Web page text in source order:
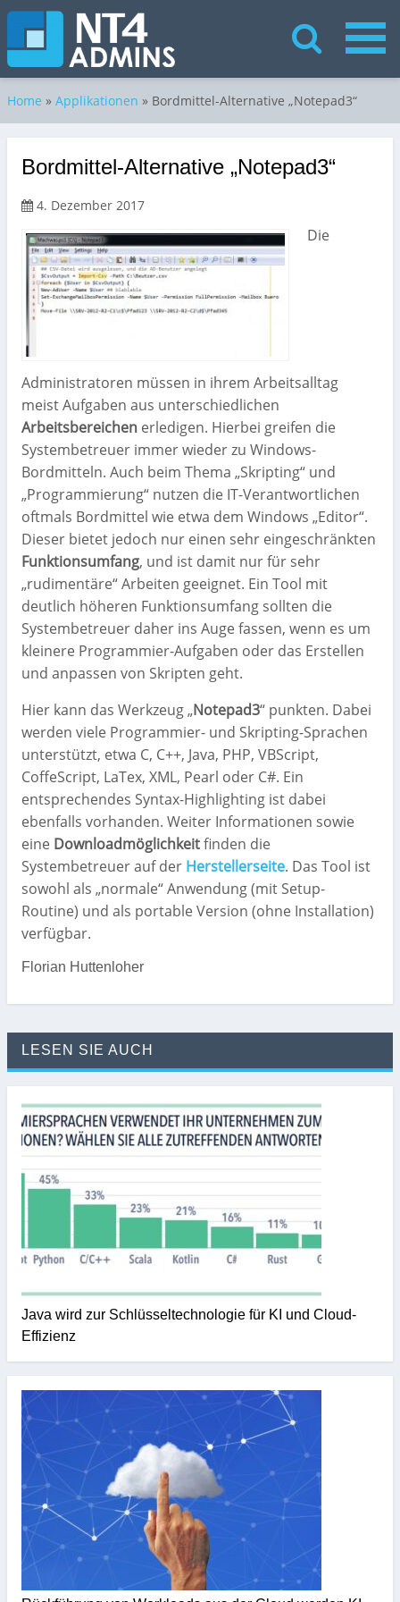
Home » Applikationen » Bordmittel-Alternative „Notepad3“
Bordmittel-Alternative „Notepad3“
4. Dezember 2017
Die
Administratoren müssen in ihrem Arbeitsalltag
meist Aufgaben aus unterschiedlichen
Arbeitsbereichen erledigen. Hierbei greifen die
Systembetreuer immer wieder zu Windows-
Bordmitteln. Auch beim Thema „Skripting“ und
„Programmierung“ nutzen die IT-Verantwortlichen
oftmals Bordmittel wie etwa dem Windows „Editor“.
Dieser bietet jedoch nur einen sehr eingeschränkten
Funktionsumfang, und ist damit nur für sehr
„rudimentäre“ Arbeiten geeignet. Ein Tool mit
deutlich höheren Funktionsumfang sollten die
Systembetreuer daher ins Auge fassen, wenn es um
kleinere Programmier-Aufgaben oder das Erstellen
und anpassen von Skripten geht.
Hier kann das Werkzeug „Notepad3“ punkten. Dabei
werden viele Programmier- und Skripting-Sprachen
unterstützt, etwa C, C++, Java, PHP, VBScript,
CoffeScript, LaTex, XML, Pearl oder C#. Ein
entsprechendes Syntax-Highlighting ist dabei
ebenfalls vorhanden. Weiter Informationen sowie
eine Downloadmöglichkeitfinden die
Systembetreuer auf der Herstellerseite. Das Tool ist
sowohl als „normale“ Anwendung (mit Setup-
Routine) und als portable Version (ohne Installation)
verfügbar.
Florian Huttenloher
LESEN SIE AUCH
Java wird zur Schlüsseltechnologie für KI und Cloud-
Effizienz